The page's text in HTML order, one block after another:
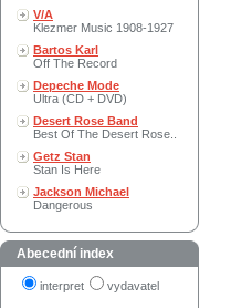
V/A
Klezmer Music 1908-1927
Bartos Karl
Off The Record
Depeche Mode
Ultra (CD + DVD)
Desert Rose Band
Best Of The Desert Rose..
Getz Stan
Stan Is Here
Jackson Michael
Dangerous
Abecední index
interpret vydavatel